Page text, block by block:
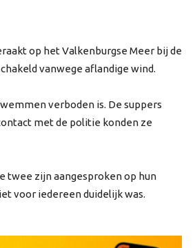
op het Valkenburgse Meer bij de
vanwege aflandige wind.
verboden is. De suppers
met de politie konden ze
twee zijn aangesproken op hun
voor iedereen duidelijk was.